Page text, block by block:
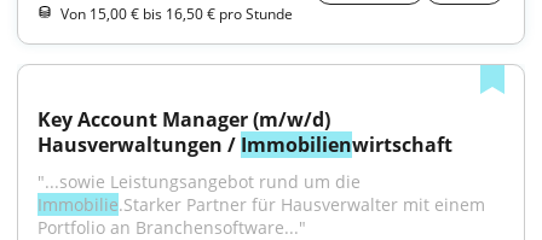
Von 15,00 € bis 16,50 € pro Stunde
Key Account Manager (m/w/d)
Hausverwaltungen / Immobilienwirtschaft
Immobilie.Starker Partner für Hausverwalter mit einem
Portfolio an Branchensoftware..."